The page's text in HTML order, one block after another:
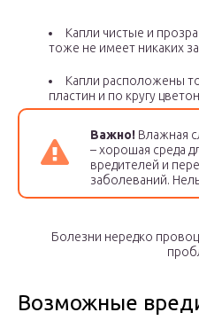
Капли чистые и
тоже не имеет никаких
Капли расположены
пластин и по кругу
Важно! Влажная
– хорошая среда
вредителей и
заболеваний.
Болезни нередко
Возможные